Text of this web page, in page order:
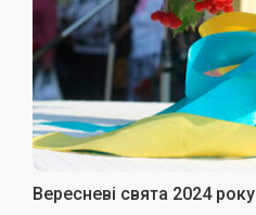
Вересневі свята 2024 року